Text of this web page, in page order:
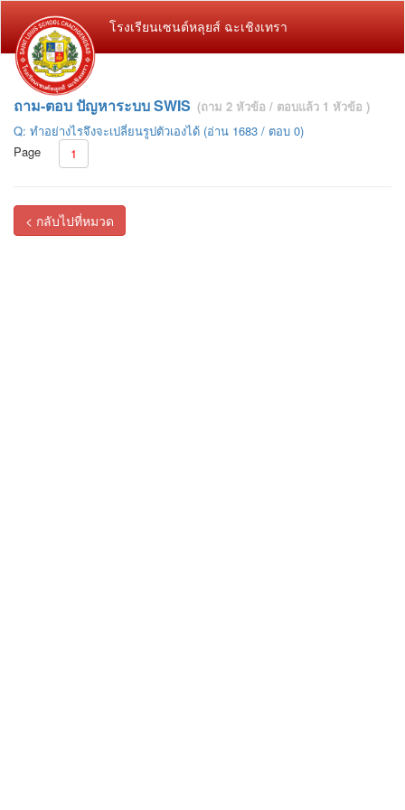
โรงเรียนเซนต์หลุยส์ ฉะเชิงเทรา
ถาม-ตอบ ปัญหาระบบ SWIS (ถาม 2 หัวข้อ / ตอบแล้ว 1 หัวข้อ )
Q: ทำอย่างไรจึงจะเปลี่ยนรูปตัวเองได้ (อ่าน 1683 / ตอบ 0)
Page
1
< กลับไปที่หมวด